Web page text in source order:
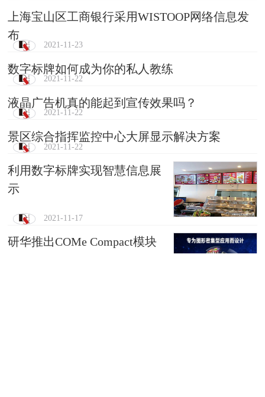
上海宝山区工商银行采用WISTOOP网络信息发
布
2021-11-23
数字标牌如何成为你的私人教练
2021-11-22
液晶广告机真的能起到宣传效果吗？
2021-11-22
景区综合指挥监控中心大屏显示解决方案
2021-11-22
利用数字标牌实现智慧信息展
示
2021-11-17
研华推出COMe Compact模块